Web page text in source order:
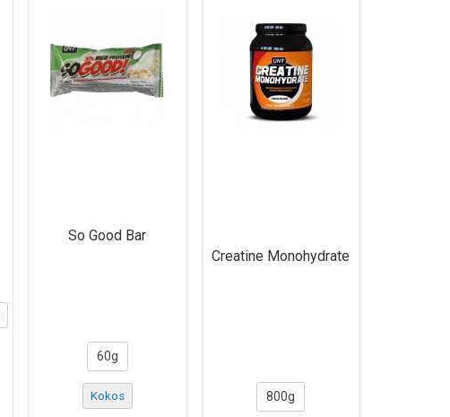
So Good Bar
60g
Kokos
Creatine Monohydrate
800g